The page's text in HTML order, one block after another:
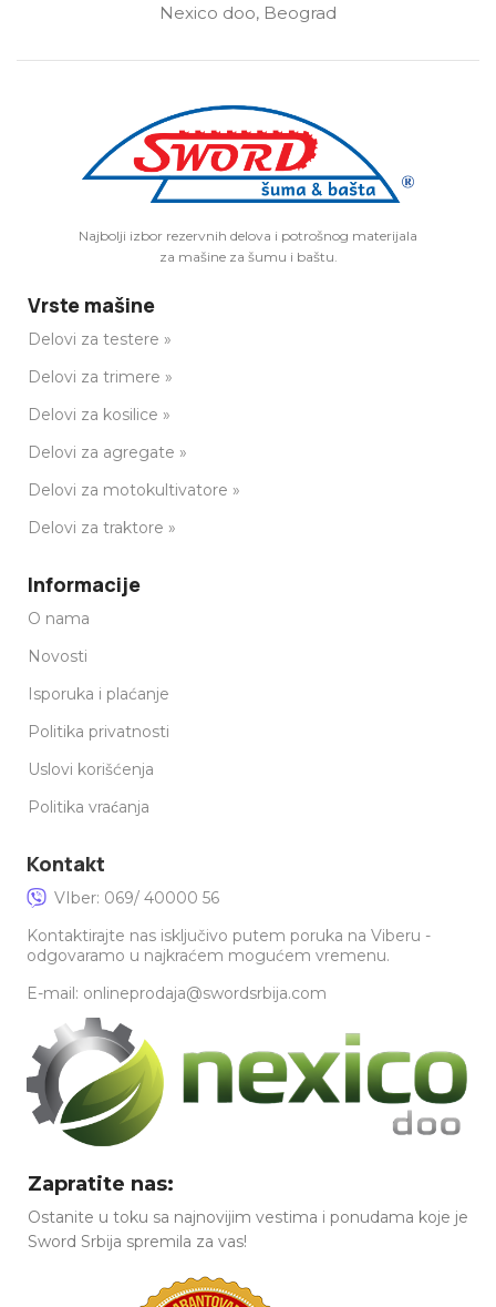
Nexico doo, Beograd
Najbolji izbor rezervnih delova i potrošnog materijala
za mašine za šumu i baštu.
Vrste mašine
Delovi za testere »
Delovi za trimere »
Delovi za kosilice »
Delovi za agregate »
Delovi za motokultivatore »
Delovi za traktore »
Informacije
O nama
Novosti
Isporuka i plaćanje
Politika privatnosti
Uslovi korišćenja
Politika vraćanja
Kontakt
VIber: 069/ 40000 56
Kontaktirajte nas isključivo putem poruka na Viberu -
odgovaramo u najkraćem mogućem vremenu.
E-mail: onlineprodaja@swordsrbija.com
Zapratite nas:
Ostanite u toku sa najnovijim vestima i ponudama koje je
Sword Srbija spremila za vas!